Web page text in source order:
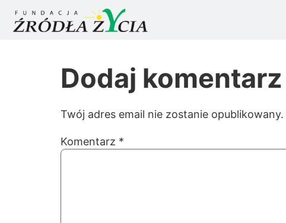
Dodaj komentarz
Twój adres email nie zostanie opublikowany.
Komentarz *